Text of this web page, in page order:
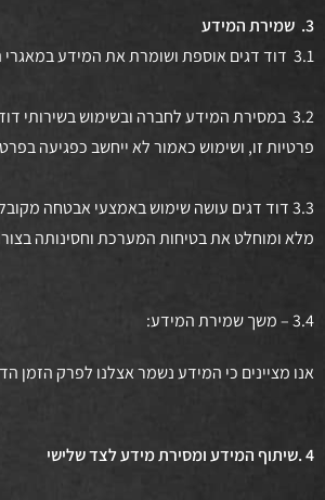
3. שמירת המידע
3.1 דוד דגים אוספת ושומרת את המידע במאגרי המידע שלה.
3.2 במסירת המידע לחברה ובשימוש
פרטיות זו, ושימוש כאמור לא ייחשב כפגיעה
3.3 דוד דגים עושה שימוש באמצעי אבטחה
מלא ומוחלט את בטיחות המערכת וחסינותה
3.4 – משך שמירת המידע:
אנו מציינים כי המידע נשמר אצלנו לפרק
4 .שיתוף המידע ומסירת מידע לצד שלישי